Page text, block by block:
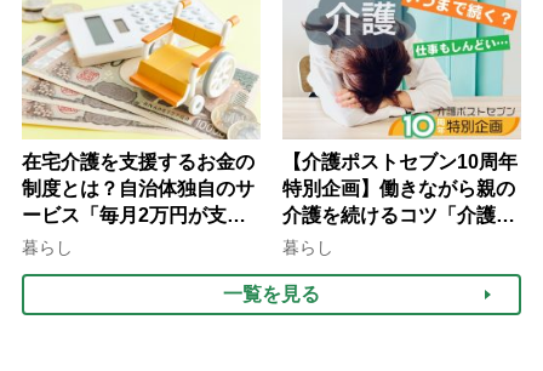
在宅介護を支援するお金の
制度とは？自治体独自のサ
ービス「毎月2万円が支給
される」ケースも【FP解
暮らし
【介護ポストセブン10周年
特別企画】働きながら親の
介護を続けるコツ「介護は
10年以上続くことも…3つ
みよう」【社会福祉士解
説】
暮らし
一覧を見る